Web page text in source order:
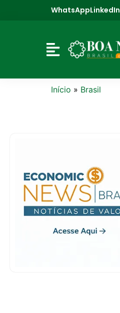
WhatsAppLinkedIn
Início » Brasil